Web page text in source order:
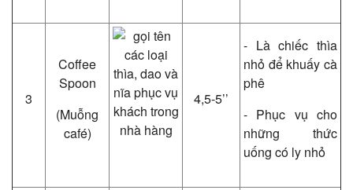
3
Coffee
Spoon
(Muỗng
café)
4,5-5’’
- Là chiếc thìa
nhỏ để khuấy cà
phê
- Phục vụ cho
những thức
uống có ly nhỏ